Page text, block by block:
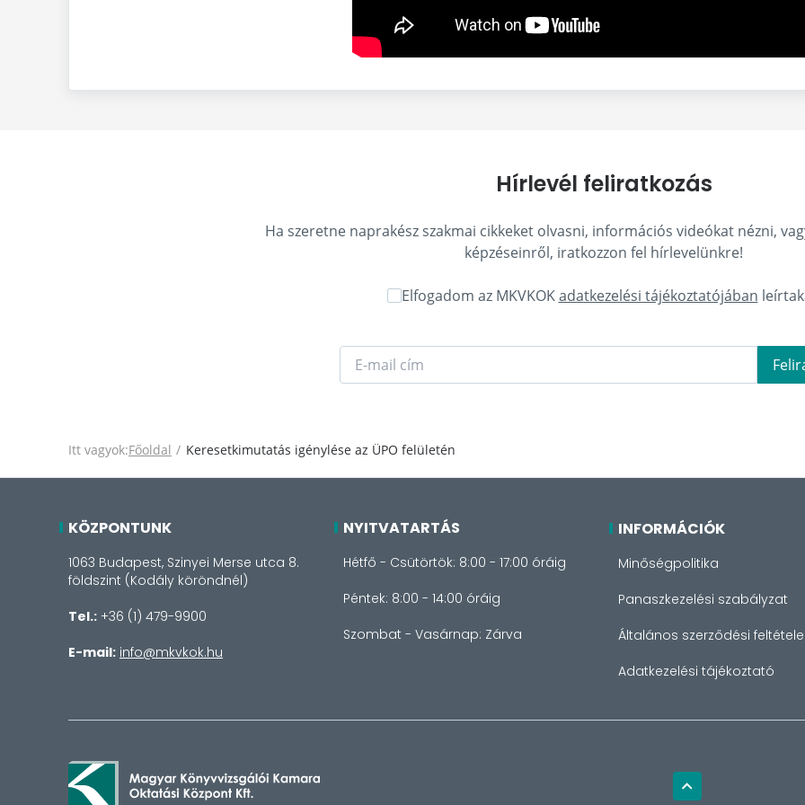
Hírlevél feliratkozás
Ha szeretne naprakész szakmai cikkeket olvasni, információs videókat nézni,
képzéseinről, iratkozzon fel hírlevelünkre!
Elfogadom az MKVKOKadatkezelési tájékoztatójában
Itt vagyok:Főoldal Keresetkimutatás igénylése az ÜPO felületén
KÖZPONTUNK
1063 Budapest, Szinyei Merse utca 8.
földszint (Kodály köröndnél)
Tel.: +36 (1) 479-9900
E-mail: info@mkvkok.hu
NYITVATARTÁS
Hétfő - Csütörtök: 8:00 - 17:00 óráig
Péntek: 8:00 - 14:00 óráig
Szombat - Vasárnap: Zárva
INFORMÁCIÓK
Minőségpolitika
Panaszkezelési szabályzat
Általános szerződési
Adatkezelési tájékoztató